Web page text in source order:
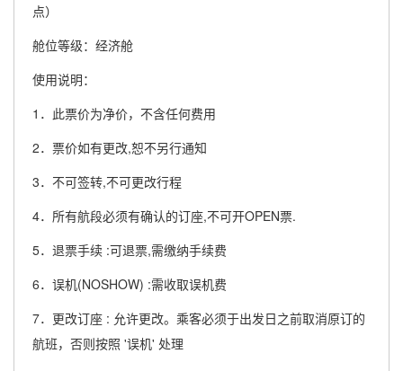
点）
舱位等级：经济舱
使用说明：
1．此票价为净价，不含任何费用
2．票价如有更改,恕不另行通知
3．不可签转,不可更改行程
4．所有航段必须有确认的订座,不可开OPEN票.
5．退票手续 :可退票,需缴纳手续费
6．误机(NOSHOW) :需收取误机费
7．更改订座 : 允许更改。乘客必须于出发日之前取消原订的
航班，否则按照 '误机' 处理